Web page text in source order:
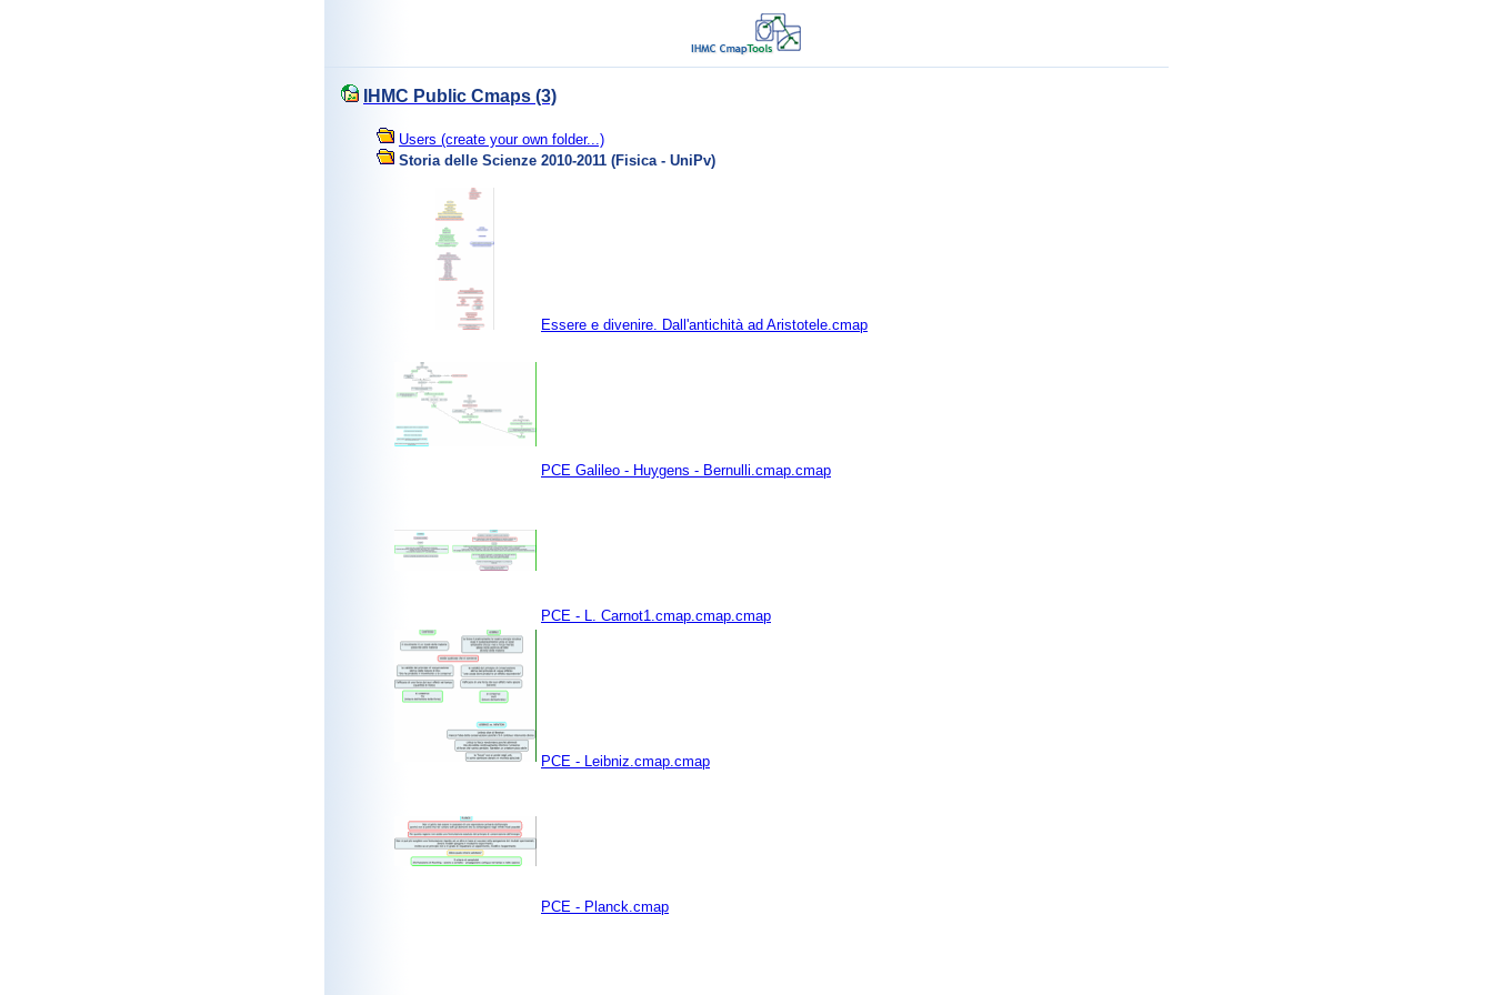
IHMC Public Cmaps (3)
Users (create your own folder...)
Storia delle Scienze 2010-2011 (Fisica - UniPv)
Essere e divenire. Dall'antichità ad Aristotele.cmap
PCE Galileo - Huygens - Bernulli.cmap.cmap
PCE - L. Carnot1.cmap.cmap.cmap
PCE - Leibniz.cmap.cmap
PCE - Planck.cmap